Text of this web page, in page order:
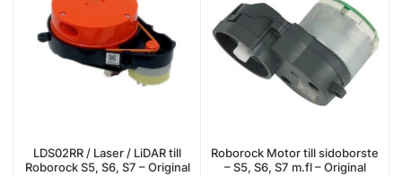
LDS02RR / Laser / LiDAR till
Roborock S5, S6, S7 – Original
Roborock Motor till sidoborste
– S5, S6, S7 m.fl – Original